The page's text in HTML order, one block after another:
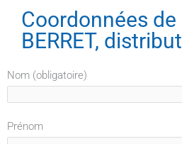
Coordonnées
BERRET,
Nom (obligatoire)
Prénom